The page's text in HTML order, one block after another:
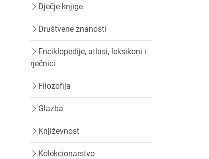
Dječje knjige
Društvene znanosti
Enciklopedije, atlasi, leksikoni i
rječnici
Filozofija
Glazba
Književnost
Kolekcionarstvo